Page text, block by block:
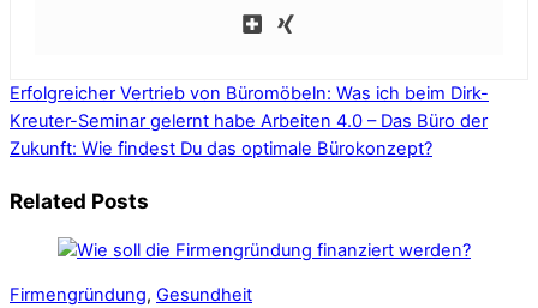
Erfolgreicher Vertrieb von Büromöbeln: Was ich beim Dirk-
Kreuter-Seminar gelernt habe Arbeiten 4.0 – Das Büro der
Zukunft: Wie findest Du das optimale Bürokonzept?
Related Posts
Firmengründung, Gesundheit